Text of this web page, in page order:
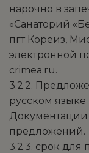
нарочно в
«Санаторий
пгт Кореиз,
электронной
crimea.ru.
3.2.2.
русском
предложений.
3.2.3. срок для